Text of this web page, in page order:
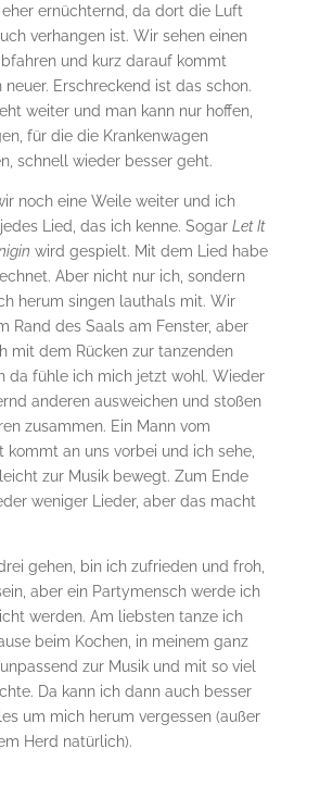
ernüchternd, da dort die Luft
verhangen ist. Wir sehen einen
und kurz darauf kommt
Erschreckend ist das schon.
weiter und man kann nur hoffen,
für die die Krankenwagen
schnell wieder besser geht.
noch eine Weile weiter und ich
Lied, das ich kenne. Sogar Let It
wird gespielt. Mit dem Lied habe
Aber nicht nur ich, sondern
herum singen lauthals mit. Wir
Rand des Saals am Fenster, aber
mit dem Rücken zur tanzenden
da fühle ich mich jetzt wohl. Wieder
anderen ausweichen und stoßen
zusammen. Ein Mann vom
kommt an uns vorbei und ich sehe,
zur Musik bewegt. Zum Ende
weniger Lieder, aber das macht
gehen, bin ich zufrieden und froh,
aber ein Partymensch werde ich
werden. Am liebsten tanze ich
beim Kochen, in meinem ganz
zur Musik und mit so viel
Da kann ich dann auch besser
um mich herum vergessen (außer
Herd natürlich).